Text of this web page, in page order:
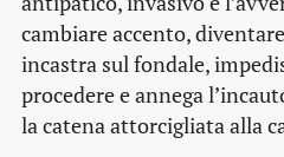
cambiare accento, diventare
incastra sul fondale,
procedere e annega
la catena attorcigliata alla